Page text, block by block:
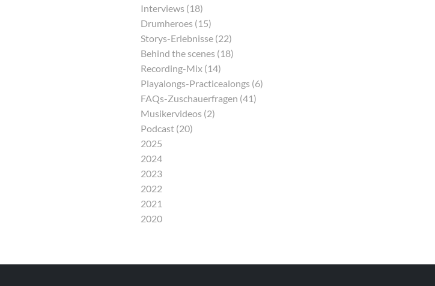
Interviews (18)
Drumheroes (15)
Storys-Erlebnisse (22)
Behind the scenes (18)
Recording-Mix (14)
Playalongs-Practicealongs (6)
FAQs-Zuschauerfragen (41)
Musikervideos (2)
Podcast (20)
2025
2024
2023
2022
2021
2020